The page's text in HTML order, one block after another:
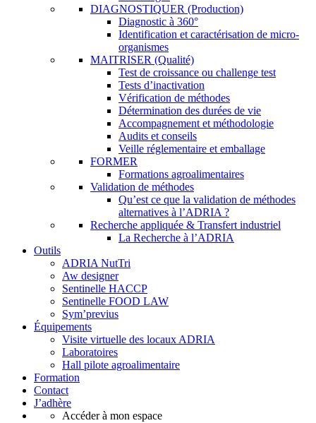
DIAGNOSTIQUER (Production)
Diagnostic à 360°
Identification et caractérisation de micro-
organismes
MAITRISER (Qualité)
Test de croissance ou challenge test
Tests d’inactivation
Vérification de méthodes
Détermination des durées de vie
Accompagnement et méthodologie
Audits et conseils
Veille réglementaire et emballage
FORMER
Formations agroalimentaires
Validation de méthodes
Qu’est ce que la validation de méthodes
alternatives à l’ADRIA ?
Recherche appliquée & Transfert industriel
La Recherche à l’ADRIA
Outils
ADRIA NutTri
Aw designer
Sentinelle HACCP
Sentinelle FOOD LAW
Sym’previus
Équipements
Visite virtuelle des locaux ADRIA
Laboratoires
Hall pilote agroalimentaire
Formation
Contact
J’adhère
Accéder à mon espace